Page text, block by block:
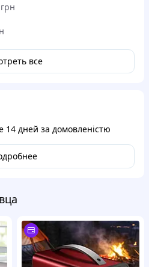
все
14 дней за домовленістю